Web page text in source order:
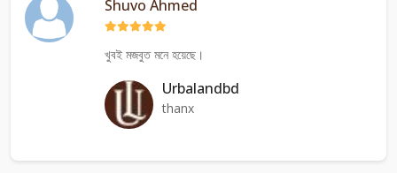
Shuvo Ahmed
খুবই মজবুত মনে হয়েছে।
Urbalandbd
thanx